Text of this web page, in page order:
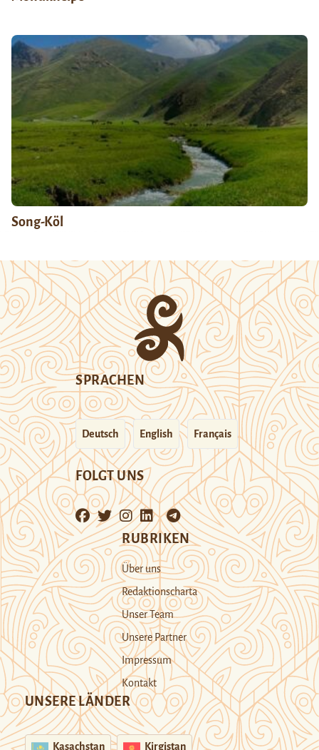
Song-Köl
SPRACHEN
Deutsch English Français
FOLGT UNS
RUBRIKEN
Über uns
Redaktionscharta
Unser Team
Unsere Partner
Impressum
Kontakt
UNSERE LÄNDER
Kasachstan Kirgistan